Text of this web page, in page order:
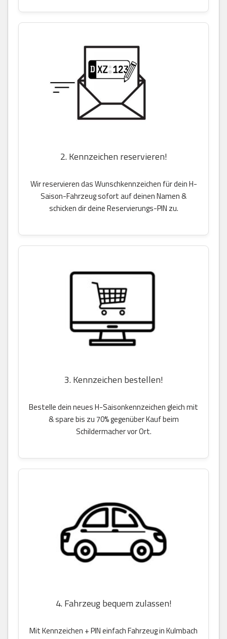
2. Kennzeichen reservieren!
Wir reservieren das Wunschkennzeichen für dein H-
Saison-Fahrzeug sofort auf deinen Namen &
schicken dir deine Reservierungs-PIN zu.
3. Kennzeichen bestellen!
Bestelle dein neues H-Saisonkennzeichen gleich mit
& spare bis zu 70% gegenüber Kauf beim
Schildermacher vor Ort.
4. Fahrzeug bequem zulassen!
Mit Kennzeichen + PIN einfach Fahrzeug in Kulmbach